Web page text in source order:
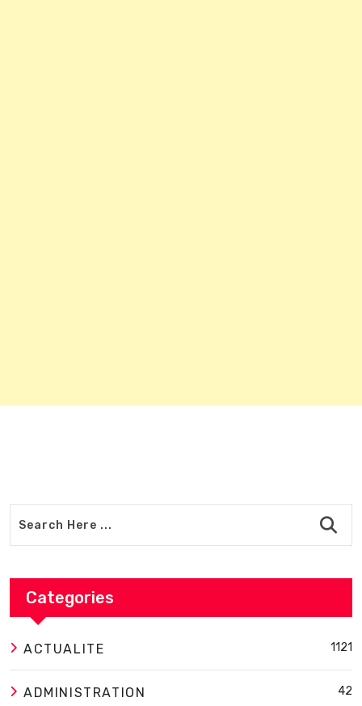
Categories
ACTUALITE 1121
ADMINISTRATION 42